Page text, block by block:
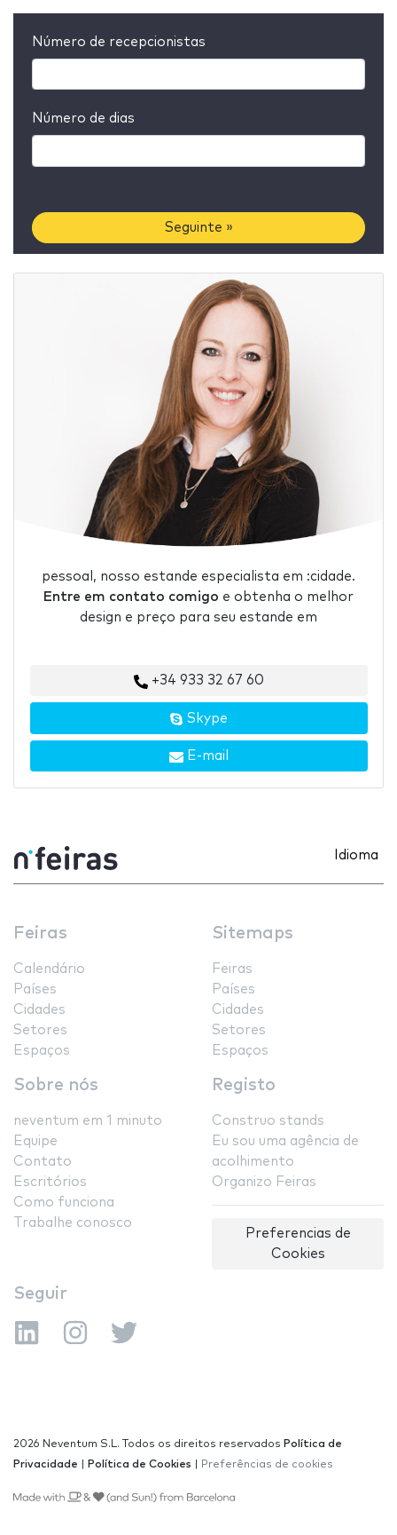
Número de recepcionistas
Número de dias
Seguinte »
pessoal, nosso estande especialista em :cidade.
Entre em contato comigo e obtenha o melhor
design e preço para seu estande em
+34 933 32 67 60
Skype
E-mail
Idioma
Feiras
Calendário
Países
Cidades
Setores
Espaços
Sitemaps
Feiras
Países
Cidades
Setores
Espaços
Sobre nós
neventum em 1 minuto
Equipe
Contato
Escritórios
Como funciona
Trabalhe conosco
Registo
Construo stands
Eu sou uma agência de
acolhimento
Organizo Feiras
Preferencias de
Cookies
Seguir
2026 Neventum S.L. Todos os direitos reservados Política de
Privacidade
Política de Cookies Preferências de cookies